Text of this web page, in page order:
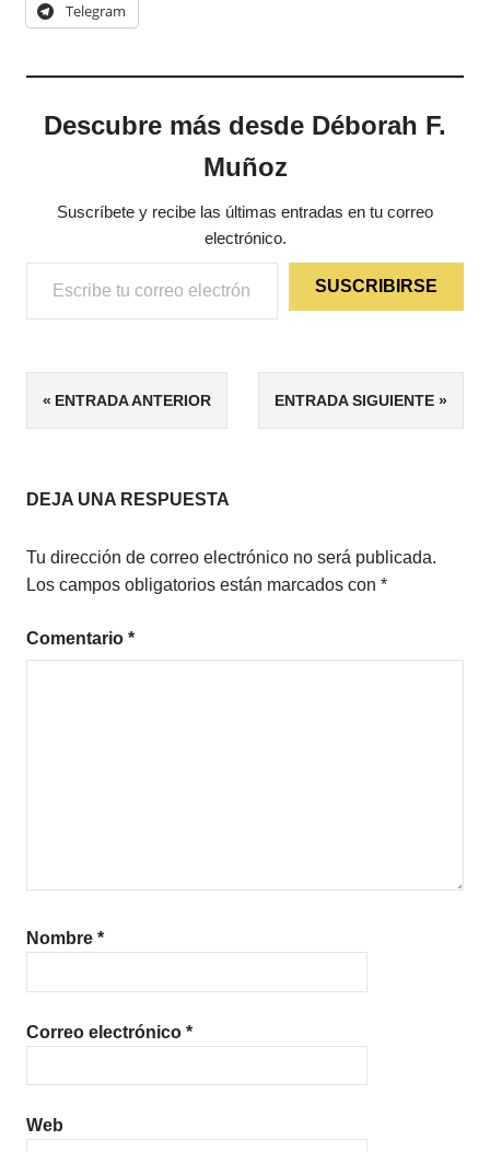
Telegram
Descubre más desde Déborah F.
Muñoz
Suscríbete y recibe las últimas entradas en tu correo
electrónico.
Escribe tu correo electrónico…
SUSCRIBIRSE
ETIQUETAS
5/5
ESCRITORES
HISPANA
Navegación
entradas
ENTRADA ANTERIOR ENTRADA SIGUIENTE
DEJA UNA RESPUESTA
Tu dirección de correo electrónico no será publicada.
Los campos obligatorios están marcados con *
Comentario *
Nombre *
Correo electrónico *
Web